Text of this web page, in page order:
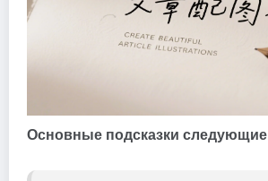
Основные подсказки следующие